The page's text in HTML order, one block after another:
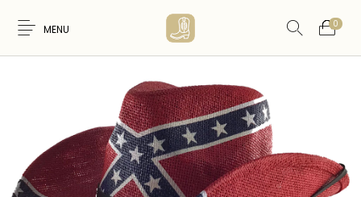
MENU 0
Nouveaux
Produits
FEMME HOMME
WESTERN &
COUNTRY